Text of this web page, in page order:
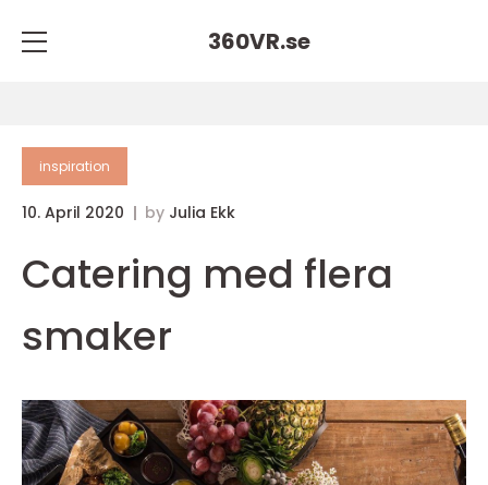
360VR.se
inspiration
10. April 2020 by Julia Ekk
Catering med flera
smaker